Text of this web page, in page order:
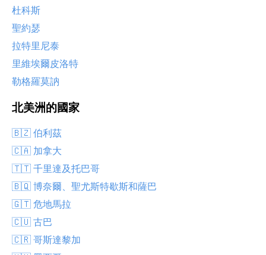
杜科斯
聖約瑟
拉特里尼泰
里維埃爾皮洛特
勒格羅莫訥
北美洲的國家
🇧🇿 伯利茲
🇨🇦 加拿大
🇹🇹 千里達及托巴哥
🇧🇶 博奈爾、聖尤斯特歇斯和薩巴
🇬🇹 危地馬拉
🇨🇺 古巴
🇨🇷 哥斯達黎加